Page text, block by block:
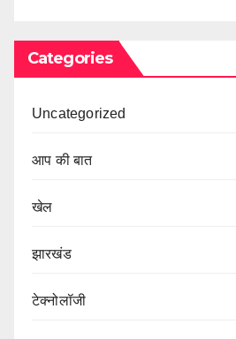
Categories
Uncategorized
आप की बात
खेल
झारखंड
टेक्नोलॉजी